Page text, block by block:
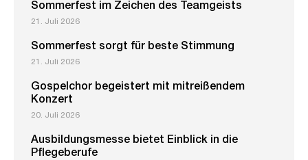
Sommerfest im Zeichen des Teamgeists
21. Juli 2026
Sommerfest sorgt für beste Stimmung
21. Juli 2026
Gospelchor begeistert mit mitreißendem
Konzert
20. Juli 2026
Ausbildungsmesse bietet Einblick in die
Pflegeberufe